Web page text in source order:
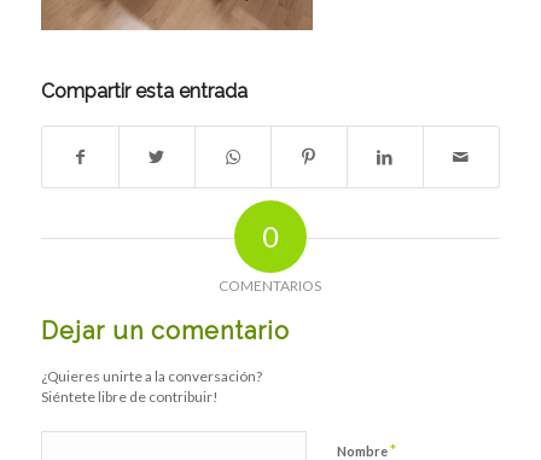
Compartir esta entrada
0
COMENTARIOS
Dejar un comentario
¿Quieres unirte a la conversación?
Siéntete libre de contribuir!
Nombre*